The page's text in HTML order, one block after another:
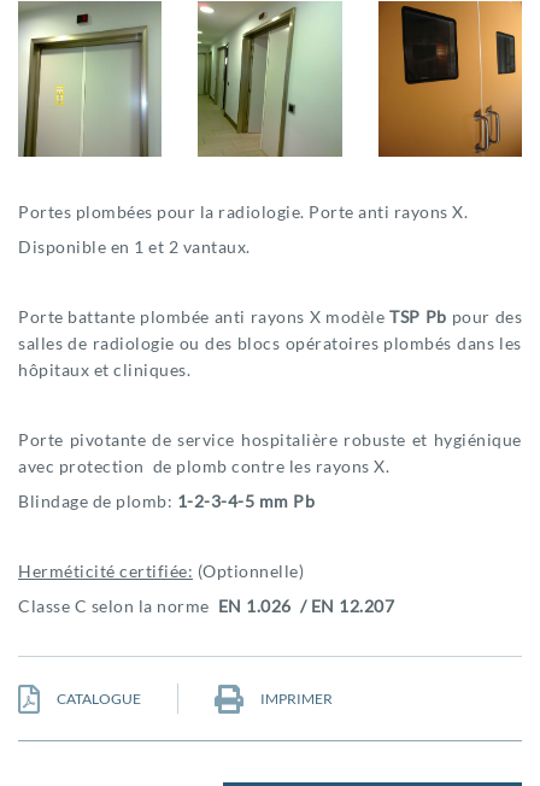
Portes plombées pour la radiologie. Porte anti rayons X.
Disponible en 1 et 2 vantaux.
Porte battante plombée anti rayons X modèleTSP Pb pour des
salles de radiologie ou des blocs opératoires plombés dans les
hôpitaux et cliniques.
Porte pivotante de service hospitalière robuste et hygiénique
avec protection de plomb contre les rayons X.
Blindage de plomb: 1-2-3-4-5 mm Pb
Herméticité certifiée: (Optionnelle)
Classe C selon la norme EN 1.026 / EN 12.207
CATALOGUE IMPRIMER